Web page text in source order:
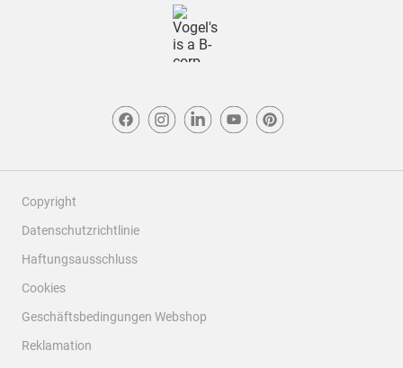
Copyright
Datenschutzrichtlinie
Haftungsausschluss
Cookies
Geschäftsbedingungen Webshop
Reklamation